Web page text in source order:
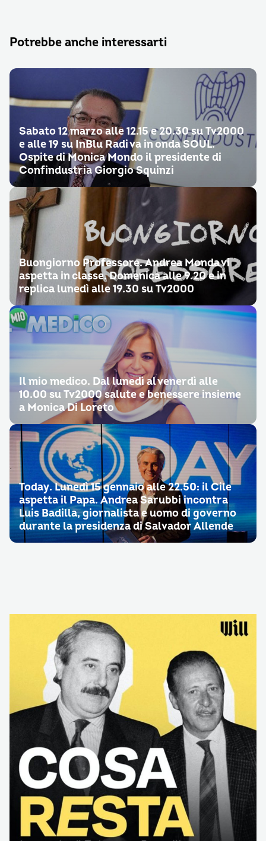
Potrebbe anche interessarti
Sabato 12 marzo alle 12.15 e 20.30 su Tv2000
e alle 19 su InBlu Radi va in onda SOUL.
Ospite di Monica Mondo il presidente di
Confindustria Giorgio Squinzi
Buongiorno Professore. Andrea Monda vi
aspetta in classe. Domenica alle 9.20 e in
replica lunedì alle 19.30 su Tv2000
Il mio medico. Dal lunedì al venerdì alle
10.00 su Tv2000 salute e benessere insieme
a Monica Di Loreto
Today. Lunedì 15 gennaio alle 22.50: il Cile
aspetta il Papa. Andrea Sarubbi incontra
Luis Badilla, giornalista e uomo di governo
durante la presidenza di Salvador Allende